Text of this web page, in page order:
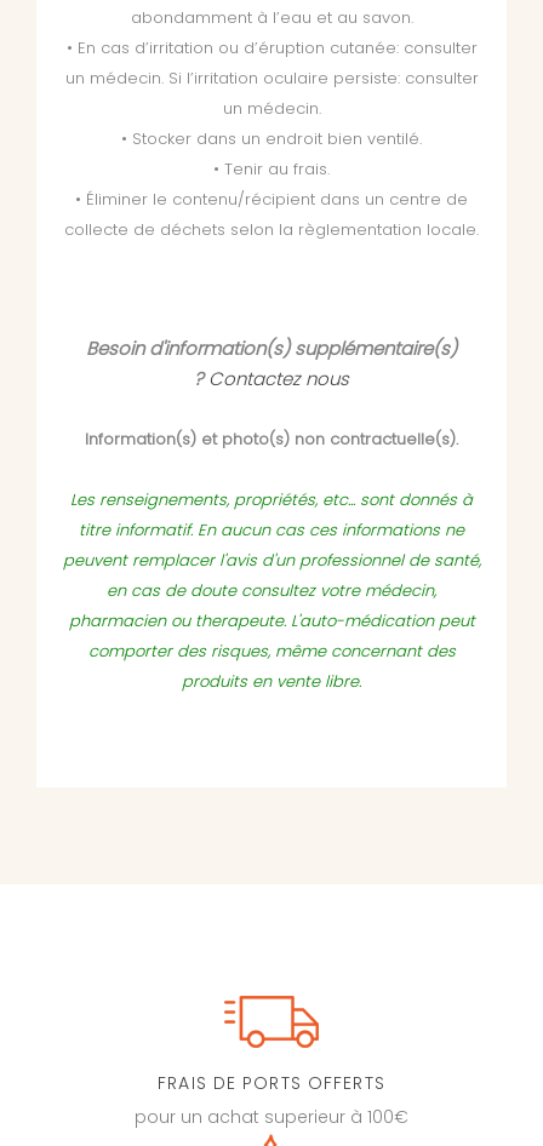
abondamment à l’eau et au savon.
• En cas d’irritation ou d’éruption cutanée: consulter
un médecin. Si l’irritation oculaire persiste: consulter
un médecin.
• Stocker dans un endroit bien ventilé.
• Tenir au frais.
• Éliminer le contenu/récipient dans un centre de
collecte de déchets selon la règlementation locale.
Besoin d'information(s) supplémentaire(s)
?Contactez nous
Information(s) et photo(s) non contractuelle(s).
Les renseignements, propriétés, etc... sont donnés à
titre informatif. En aucun cas ces informations ne
peuvent remplacer l'avis d'un professionnel de santé,
en cas de doute consultez votre médecin,
pharmacien ou therapeute. L'auto-médication peut
comporter des risques, même concernant des
produits en vente libre.
FRAIS DE PORTS OFFERTS
pour un achat superieur à 100€